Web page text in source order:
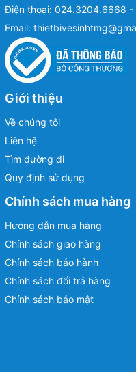
Điện thoại: 024.3204.6668 -
Email:
Giới thiệu
Về chúng tôi
Liên hệ
Tìm đường đi
Quy định sử dụng
Chính sách mua hàng
Hướng dẫn mua hàng
Chính sách giao hàng
Chính sách bảo hành
Chính sách đổi trả hàng
Chính sách bảo mật